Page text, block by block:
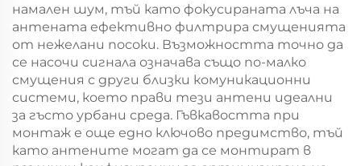
намален шум, тъй като фокусираната лъча на
антената ефективно филтрира смущенията
от нежелани посоки. Възможността точно да
се насочи сигнала означава също по-малко
смущения с други близки комуникационни
системи, което прави тези антени идеални
за гъсто урбани среда. Гъвкавостта при
монтаж е още едно ключово предимство, тъй
като антените могат да се монтират в